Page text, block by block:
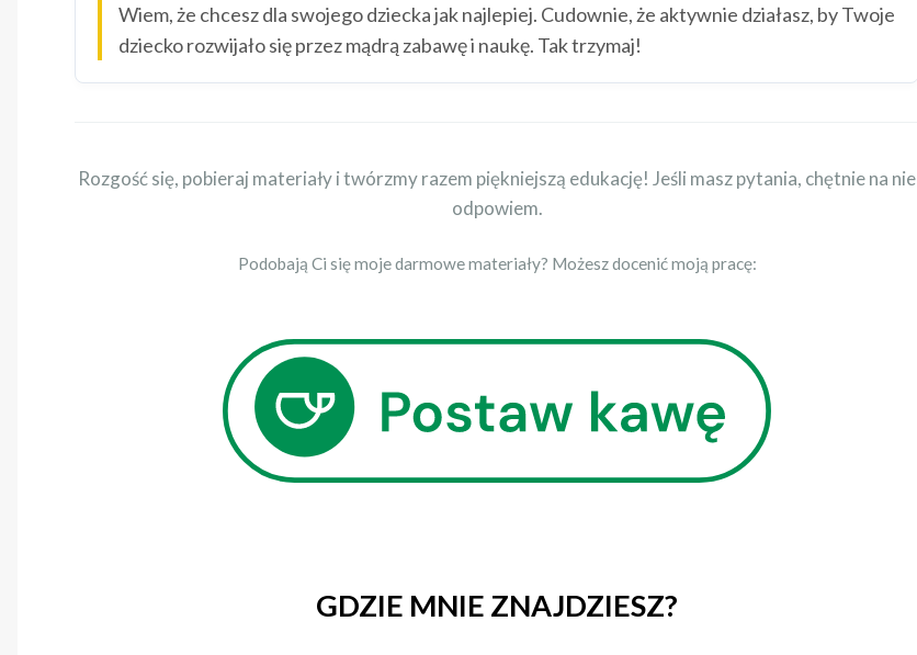
Wiem, że chcesz dla swojego dziecka jak najlepiej. Cudownie, że aktywnie działasz, by Twoje
dziecko rozwijało się przez mądrą zabawę i naukę. Tak trzymaj!
Rozgość się, pobieraj materiały i twórzmy razem piękniejszą edukację! Jeśli masz pytania, chętnie na nie
odpowiem.
Podobają Ci się moje darmowe materiały? Możesz docenić moją pracę:
GDZIE MNIE ZNAJDZIESZ?